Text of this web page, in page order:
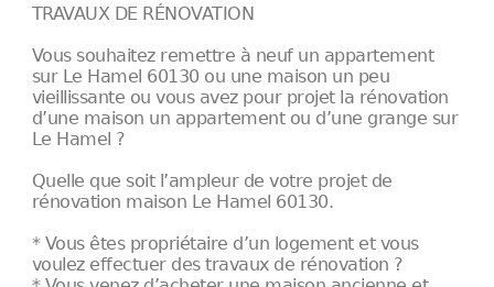
TRAVAUX DE RÉNOVATION
Vous souhaitez remettre à neuf un appartement
sur Le Hamel 60130 ou une maison un peu
vieillissante ou vous avez pour projet la rénovation
d’une maison un appartement ou d’une grange sur
Le Hamel ?
Quelle que soit l’ampleur de votre projet de
rénovation maison Le Hamel 60130.
* Vous êtes propriétaire d’un logement et vous
voulez effectuer des travaux de rénovation ?